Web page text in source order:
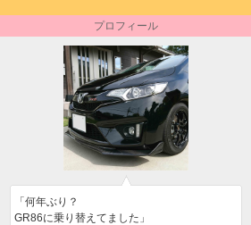
プロフィール
「何年ぶり？
GR86に乗り替えてました」